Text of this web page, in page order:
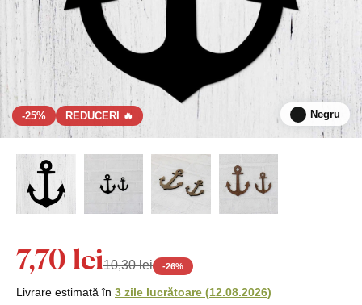
-25% REDUCERI 🔥 Negru
7,70 lei10,30 lei -26%
Livrare estimată în 3 zile lucrătoare (12.08.2026)